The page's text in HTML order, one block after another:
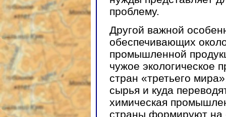
проблему.
Другой важной
обеспечивающих
промышленной
чужое экологическое
стран «третьего
сырья и куда
химическая
страны формируют на